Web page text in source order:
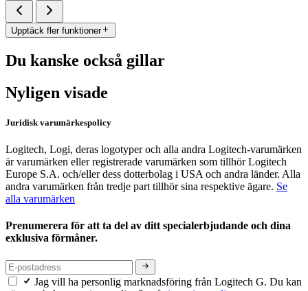
Upptäck fler funktioner
Du kanske också gillar
Nyligen visade
Juridisk varumärkespolicy
Logitech, Logi, deras logotyper och alla andra Logitech-varumärken
är varumärken eller registrerade varumärken som tillhör Logitech
Europe S.A. och/eller dess dotterbolag i USA och andra länder. Alla
andra varumärken från tredje part tillhör sina respektive ägare. Se
alla varumärken
Prenumerera för att ta del av ditt specialerbjudande och dina
exklusiva förmåner.
Jag vill ha personlig marknadsföring från Logitech G. Du kan